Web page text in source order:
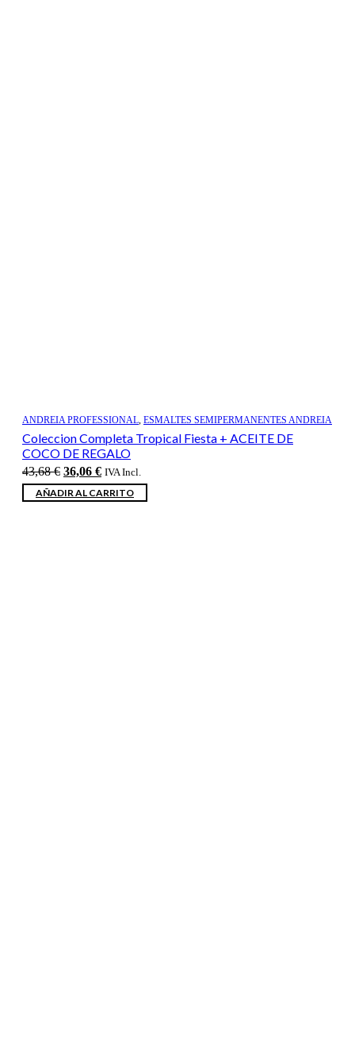
ANDREIA PROFESSIONAL, ESMALTES SEMIPERMANENTES ANDREIA
Coleccion Completa Tropical Fiesta + ACEITE DE
COCO DE REGALO
43,68€ El
precio
original
36,06 €El
precio
actual
IVA Incl.
AÑADIR AL CARRITO